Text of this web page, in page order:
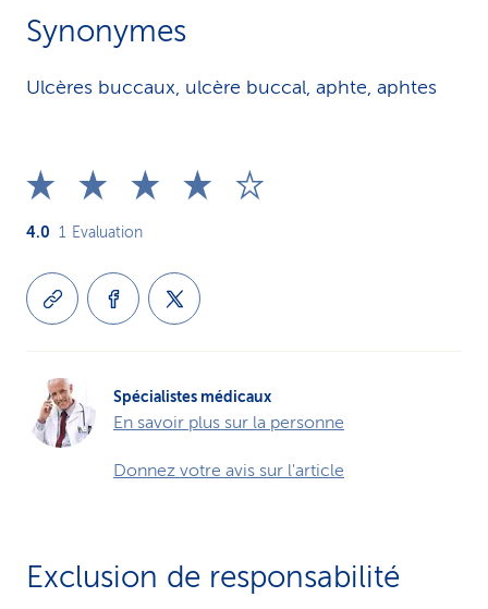
Synonymes
Ulcères buccaux, ulcère buccal, aphte, aphtes
4.0 1 Evaluation
Spécialistes médicaux
En savoir plus sur la personne
Donnez votre avis sur l'article
Exclusion de responsabilité